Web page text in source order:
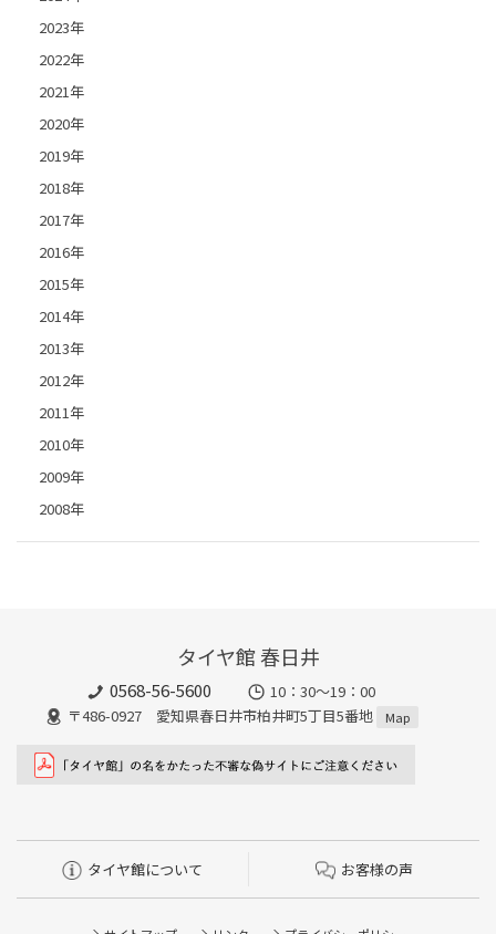
2023年
2022年
2021年
2020年
2019年
2018年
2017年
2016年
2015年
2014年
2013年
2012年
2011年
2010年
2009年
2008年
タイヤ館 春日井
0568-56-5600
10：30～19：00
〒486-0927 愛知県春日井市柏井町5丁目5番地
Map
タイヤ館について お客様の声